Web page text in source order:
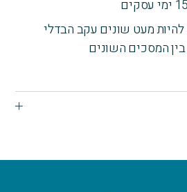
מעט שונים עקב הבדלי
בין המסכים השונים